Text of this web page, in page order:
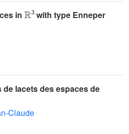
in
3
with type Enneper
lacets des espaces de
Claude